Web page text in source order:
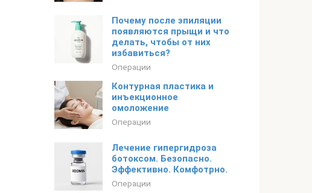
Почему после эпиляции
появляются прыщи и что
делать, чтобы от них
избавиться?
Операции
Контурная пластика и
инъекционное
омоложение
Операции
Лечение гипергидроза
ботоксом. Безопасно.
Эффективно. Комфотрно.
Операции